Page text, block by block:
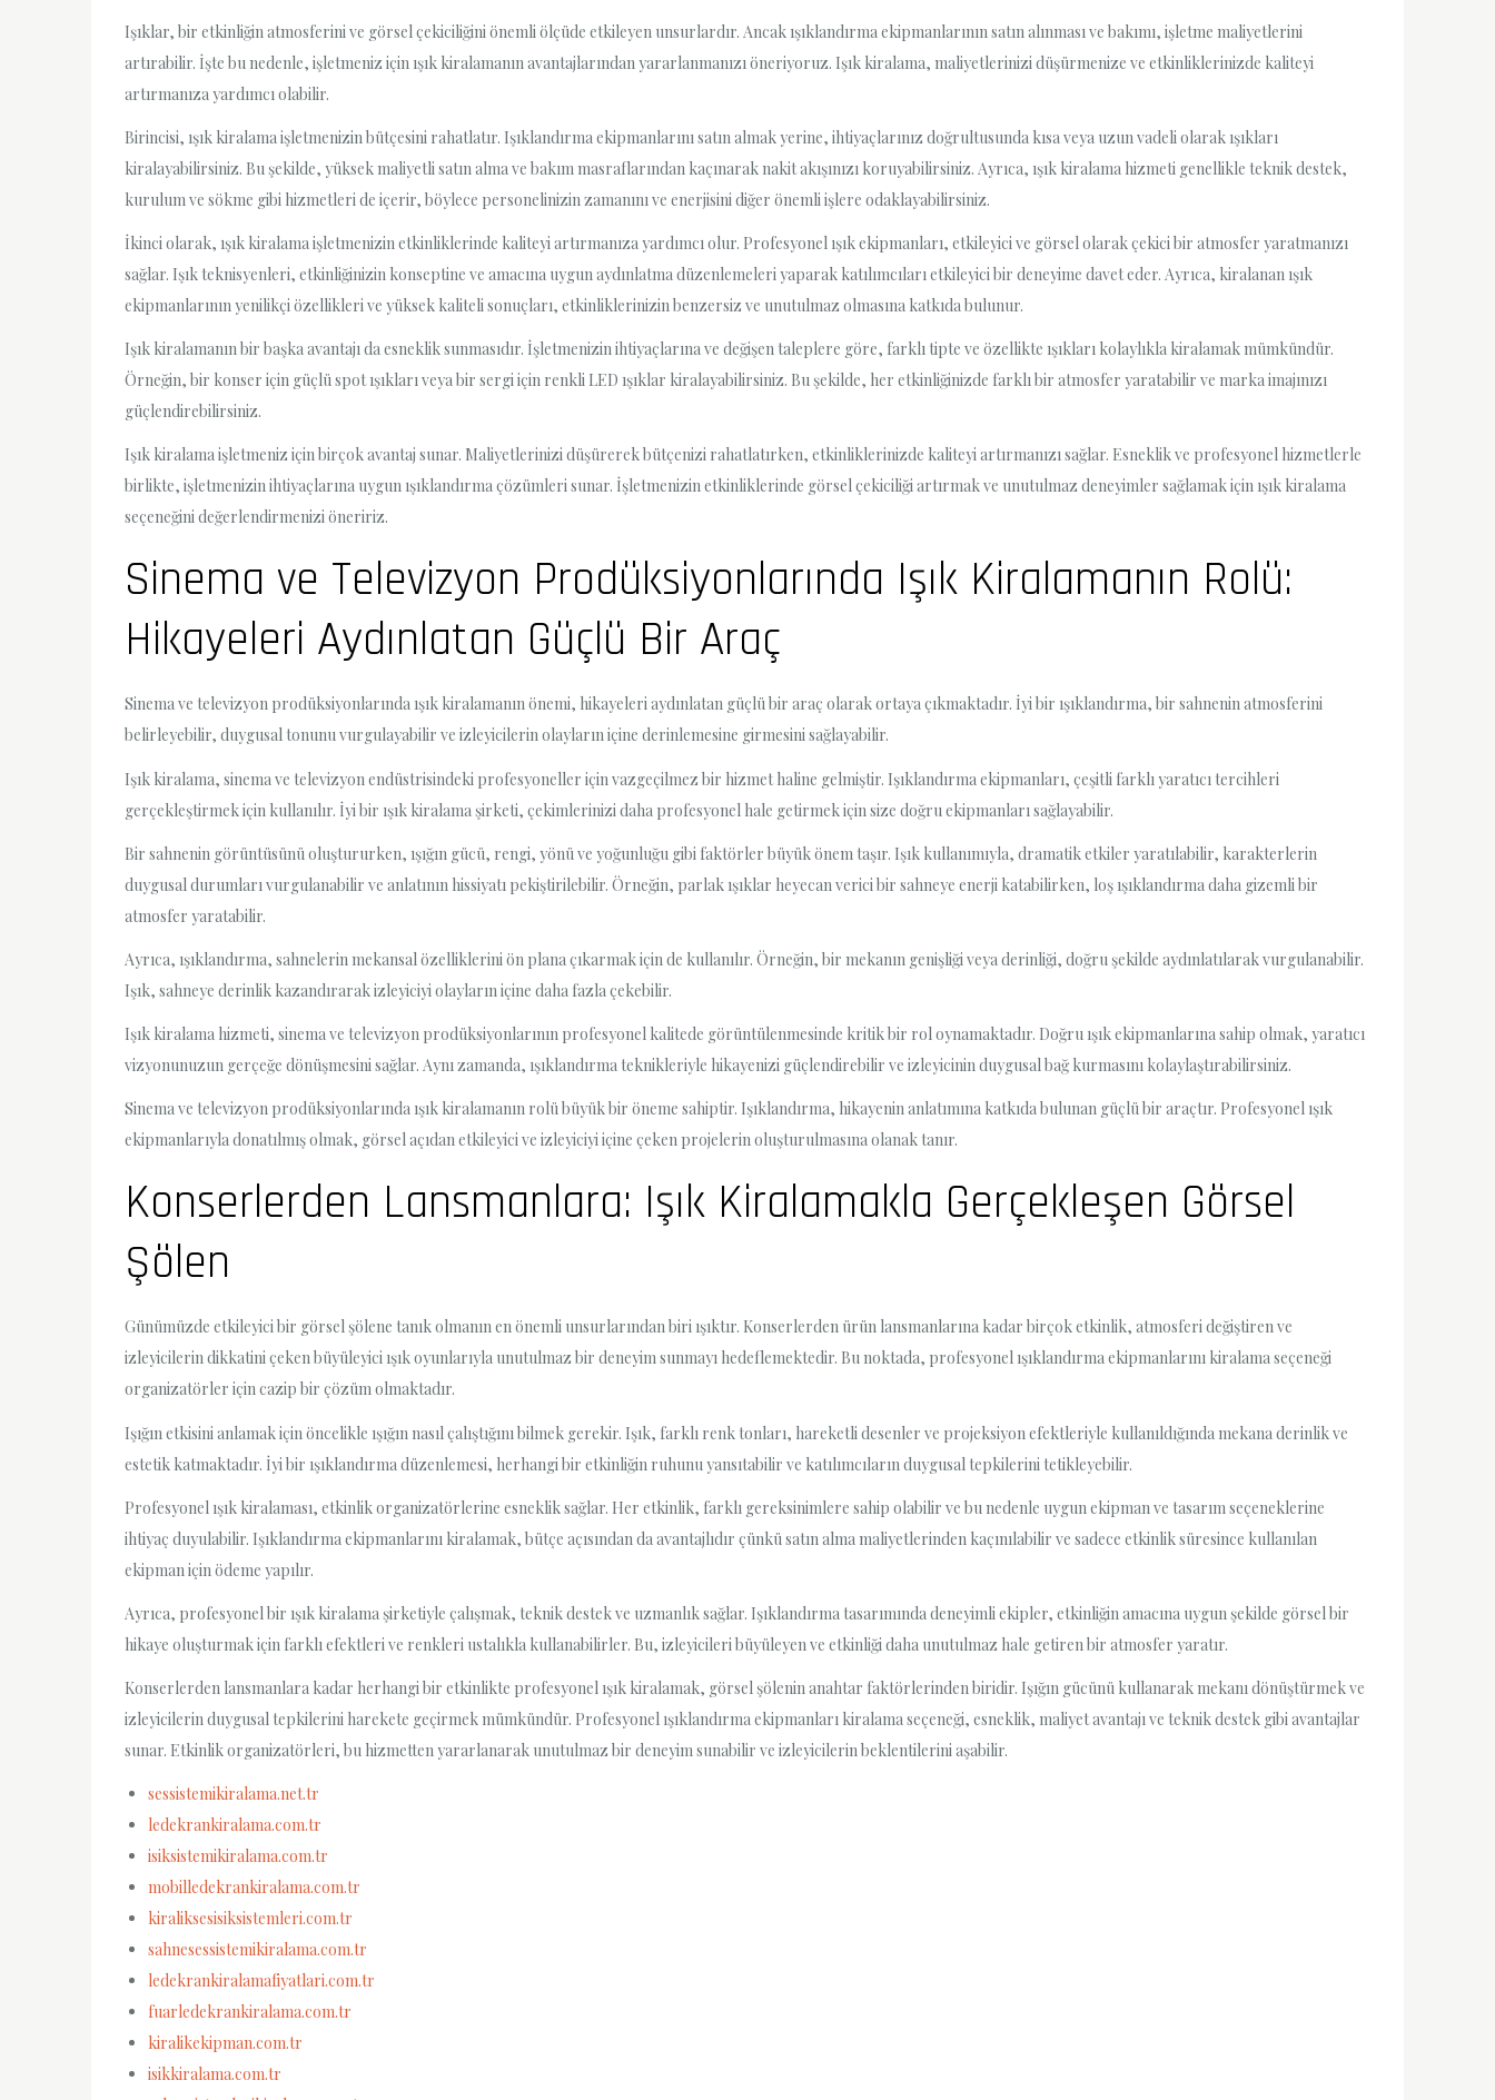
Işıklar, bir etkinliğin atmosferini ve görsel çekiciliğini önemli ölçüde etkileyen unsurlardır. Ancak ışıklandırma ekipmanlarının satın alınması ve bakımı, işletme maliyetlerini
artırabilir. İşte bu nedenle, işletmeniz için ışık kiralamanın avantajlarından yararlanmanızı öneriyoruz. Işık kiralama, maliyetlerinizi düşürmenize ve etkinliklerinizde kaliteyi
artırmanıza yardımcı olabilir.
Birincisi, ışık kiralama işletmenizin bütçesini rahatlatır. Işıklandırma ekipmanlarını satın almak yerine, ihtiyaçlarınız doğrultusunda kısa veya uzun vadeli olarak ışıkları
kiralayabilirsiniz. Bu şekilde, yüksek maliyetli satın alma ve bakım masraflarından kaçınarak nakit akışınızı koruyabilirsiniz. Ayrıca, ışık kiralama hizmeti genellikle teknik destek,
kurulum ve sökme gibi hizmetleri de içerir, böylece personelinizin zamanını ve enerjisini diğer önemli işlere odaklayabilirsiniz.
İkinci olarak, ışık kiralama işletmenizin etkinliklerinde kaliteyi artırmanıza yardımcı olur. Profesyonel ışık ekipmanları, etkileyici ve görsel olarak çekici bir atmosfer yaratmanızı
sağlar. Işık teknisyenleri, etkinliğinizin konseptine ve amacına uygun aydınlatma düzenlemeleri yaparak katılımcıları etkileyici bir deneyime davet eder. Ayrıca, kiralanan ışık
ekipmanlarının yenilikçi özellikleri ve yüksek kaliteli sonuçları, etkinliklerinizin benzersiz ve unutulmaz olmasına katkıda bulunur.
Işık kiralamanın bir başka avantajı da esneklik sunmasıdır. İşletmenizin ihtiyaçlarına ve değişen taleplere göre, farklı tipte ve özellikte ışıkları kolaylıkla kiralamak mümkündür.
Örneğin, bir konser için güçlü spot ışıkları veya bir sergi için renkli LED ışıklar kiralayabilirsiniz. Bu şekilde, her etkinliğinizde farklı bir atmosfer yaratabilir ve marka imajınızı
güçlendirebilirsiniz.
Işık kiralama işletmeniz için birçok avantaj sunar. Maliyetlerinizi düşürerek bütçenizi rahatlatırken, etkinliklerinizde kaliteyi artırmanızı sağlar. Esneklik ve profesyonel hizmetlerle
birlikte, işletmenizin ihtiyaçlarına uygun ışıklandırma çözümleri sunar. İşletmenizin etkinliklerinde görsel çekiciliği artırmak ve unutulmaz deneyimler sağlamak için ışık kiralama
seçeneğini değerlendirmenizi öneririz.
Sinema ve Televizyon Prodüksiyonlarında Işık Kiralamanın Rolü:
Hikayeleri Aydınlatan Güçlü Bir Araç
Sinema ve televizyon prodüksiyonlarında ışık kiralamanın önemi, hikayeleri aydınlatan güçlü bir araç olarak ortaya çıkmaktadır. İyi bir ışıklandırma, bir sahnenin atmosferini
belirleyebilir, duygusal tonunu vurgulayabilir ve izleyicilerin olayların içine derinlemesine girmesini sağlayabilir.
Işık kiralama, sinema ve televizyon endüstrisindeki profesyoneller için vazgeçilmez bir hizmet haline gelmiştir. Işıklandırma ekipmanları, çeşitli farklı yaratıcı tercihleri
gerçekleştirmek için kullanılır. İyi bir ışık kiralama şirketi, çekimlerinizi daha profesyonel hale getirmek için size doğru ekipmanları sağlayabilir.
Bir sahnenin görüntüsünü oluştururken, ışığın gücü, rengi, yönü ve yoğunluğu gibi faktörler büyük önem taşır. Işık kullanımıyla, dramatik etkiler yaratılabilir, karakterlerin
duygusal durumları vurgulanabilir ve anlatının hissiyatı pekiştirilebilir. Örneğin, parlak ışıklar heyecan verici bir sahneye enerji katabilirken, loş ışıklandırma daha gizemli bir
atmosfer yaratabilir.
Ayrıca, ışıklandırma, sahnelerin mekansal özelliklerini ön plana çıkarmak için de kullanılır. Örneğin, bir mekanın genişliği veya derinliği, doğru şekilde aydınlatılarak vurgulanabilir.
Işık, sahneye derinlik kazandırarak izleyiciyi olayların içine daha fazla çekebilir.
Işık kiralama hizmeti, sinema ve televizyon prodüksiyonlarının profesyonel kalitede görüntülenmesinde kritik bir rol oynamaktadır. Doğru ışık ekipmanlarına sahip olmak, yaratıcı
vizyonunuzun gerçeğe dönüşmesini sağlar. Aynı zamanda, ışıklandırma teknikleriyle hikayenizi güçlendirebilir ve izleyicinin duygusal bağ kurmasını kolaylaştırabilirsiniz.
Sinema ve televizyon prodüksiyonlarında ışık kiralamanın rolü büyük bir öneme sahiptir. Işıklandırma, hikayenin anlatımına katkıda bulunan güçlü bir araçtır. Profesyonel ışık
ekipmanlarıyla donatılmış olmak, görsel açıdan etkileyici ve izleyiciyi içine çeken projelerin oluşturulmasına olanak tanır.
Konserlerden Lansmanlara: Işık Kiralamakla Gerçekleşen Görsel
Şölen
Günümüzde etkileyici bir görsel şölene tanık olmanın en önemli unsurlarından biri ışıktır. Konserlerden ürün lansmanlarına kadar birçok etkinlik, atmosferi değiştiren ve
izleyicilerin dikkatini çeken büyüleyici ışık oyunlarıyla unutulmaz bir deneyim sunmayı hedeflemektedir. Bu noktada, profesyonel ışıklandırma ekipmanlarını kiralama seçeneği
organizatörler için cazip bir çözüm olmaktadır.
Işığın etkisini anlamak için öncelikle ışığın nasıl çalıştığını bilmek gerekir. Işık, farklı renk tonları, hareketli desenler ve projeksiyon efektleriyle kullanıldığında mekana derinlik ve
estetik katmaktadır. İyi bir ışıklandırma düzenlemesi, herhangi bir etkinliğin ruhunu yansıtabilir ve katılımcıların duygusal tepkilerini tetikleyebilir.
Profesyonel ışık kiralaması, etkinlik organizatörlerine esneklik sağlar. Her etkinlik, farklı gereksinimlere sahip olabilir ve bu nedenle uygun ekipman ve tasarım seçeneklerine
ihtiyaç duyulabilir. Işıklandırma ekipmanlarını kiralamak, bütçe açısından da avantajlıdır çünkü satın alma maliyetlerinden kaçınılabilir ve sadece etkinlik süresince kullanılan
ekipman için ödeme yapılır.
Ayrıca, profesyonel bir ışık kiralama şirketiyle çalışmak, teknik destek ve uzmanlık sağlar. Işıklandırma tasarımında deneyimli ekipler, etkinliğin amacına uygun şekilde görsel bir
hikaye oluşturmak için farklı efektleri ve renkleri ustalıkla kullanabilirler. Bu, izleyicileri büyüleyen ve etkinliği daha unutulmaz hale getiren bir atmosfer yaratır.
Konserlerden lansmanlara kadar herhangi bir etkinlikte profesyonel ışık kiralamak, görsel şölenin anahtar faktörlerinden biridir. Işığın gücünü kullanarak mekanı dönüştürmek ve
izleyicilerin duygusal tepkilerini harekete geçirmek mümkündür. Profesyonel ışıklandırma ekipmanları kiralama seçeneği, esneklik, maliyet avantajı ve teknik destek gibi avantajlar
sunar. Etkinlik organizatörleri, bu hizmetten yararlanarak unutulmaz bir deneyim sunabilir ve izleyicilerin beklentilerini aşabilir.
sessistemikiralama.net.tr
ledekrankiralama.com.tr
isiksistemikiralama.com.tr
mobilledekrankiralama.com.tr
kiraliksesisiksistemleri.com.tr
sahnesessistemikiralama.com.tr
ledekrankiralamafiyatlari.com.tr
fuarledekrankiralama.com.tr
kiralikekipman.com.tr
isikkiralama.com.tr